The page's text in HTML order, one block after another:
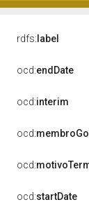
rdfs: label
ocd:endDate
ocd:interim
ocd:
ocd:
ocd:startDate